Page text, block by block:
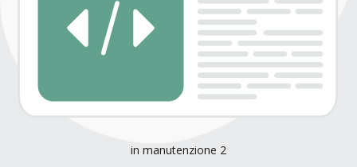
in manutenzione 2